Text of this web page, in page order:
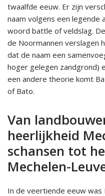
twaalfde eeuw. Er zijn
naam volgens een legende
woord battle of veldslag.
de Noormannen verslagen
dat de naam een
hoger gelegen zandgrond)
een andere theorie komt
of Bato.
Van
heerlijkheid
schansen tot
Mechelen-
In de veertiende eeuw